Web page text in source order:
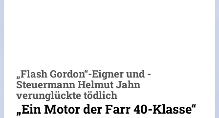
„Flash Gordon“-Eigner und -
Steuermann Helmut Jahn
verunglückte tödlich
„Ein Motor der Farr 40-Klasse“